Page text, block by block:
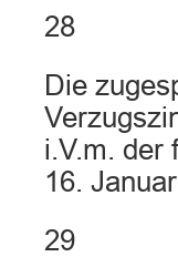
28
Die
i.V.m. der
16.
29